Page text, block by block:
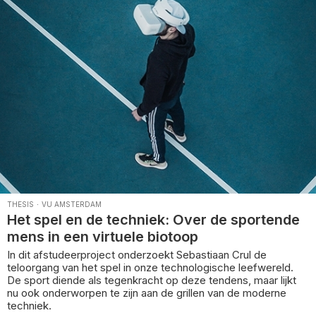
THESIS · VU AMSTERDAM
Het spel en de techniek: Over de sportende
mens in een virtuele biotoop
In dit afstudeerproject onderzoekt Sebastiaan Crul de
teloorgang van het spel in onze technologische leefwereld.
De sport diende als tegenkracht op deze tendens, maar lijkt
nu ook onderworpen te zijn aan de grillen van de moderne
techniek.